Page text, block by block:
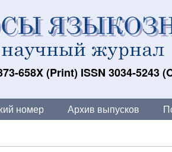
658X (Print) ISSN 3034-5243
номер Архив выпусков